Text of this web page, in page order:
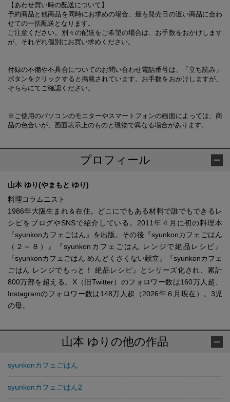
【あわせ買い時の配送について】
予約商品と他商品を同時にお求めの場合、最も発売日の遅い商品に合わ
せての一括配送となります。
ご注意ください。別々の配送をご希望の場合は、お手数をおかけします
が、それぞれ個別にお買い求めください。
付録の不備や不具合についてのお問い合わせ電話番号は、「立ち読み」
ボタンをクリックすると掲載されています。お手数をおかけしますが、
そちらにてご確認ください。
※ご使用のパソコンのモニターやスマートフォンの画面によっては、商
品の色合いが、画面表示上のものと現物で異なる場合があります。
プロフィール
山本 ゆり(やまもと ゆり)
料理コラムニスト
1986年大阪生まれ＆在住。どこにでもある材料で誰でもできるレ
シピをブログやSNSで紹介している。2011年４月に初の料理本
『syunkonカフェごはん』を出版。その後『syunkonカフェごはん
（２～８）』『syunkonカフェごはん レンジで絶品レシピ』
『syunkonカフェごはん めんどくさくない献立』『syunkonカフェ
ごはん レンジでもっと！ 絶品レシピ』とシリーズ化され、累計
800万部を超える。X（旧Twitter）のフォロワー数は160万人超、
Instagramのフォロワー数は148万人超（2026年６月現在）。3児
の母。
山本 ゆりの他の作品
syunkonカフェごはん
syunkonカフェごはん2